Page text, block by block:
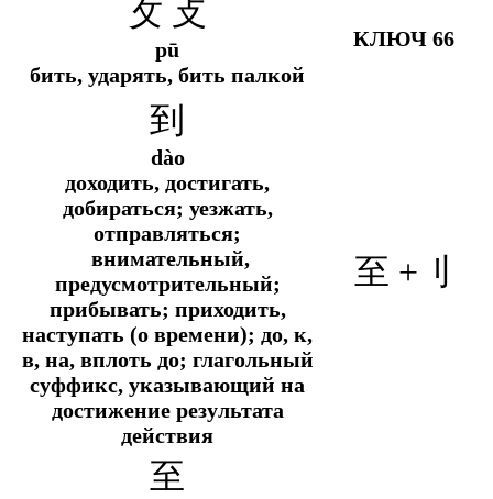
攵 攴
pū
бить, ударять, бить палкой
КЛЮЧ 66
到
dào
доходить, достигать,
добираться; уезжать,
отправляться;
внимательный,
предусмотрительный;
прибывать; приходить,
наступать (о времени); до, к,
в, на, вплоть до; глагольный
суффикс, указывающий на
достижение результата
действия
至 + 刂
至